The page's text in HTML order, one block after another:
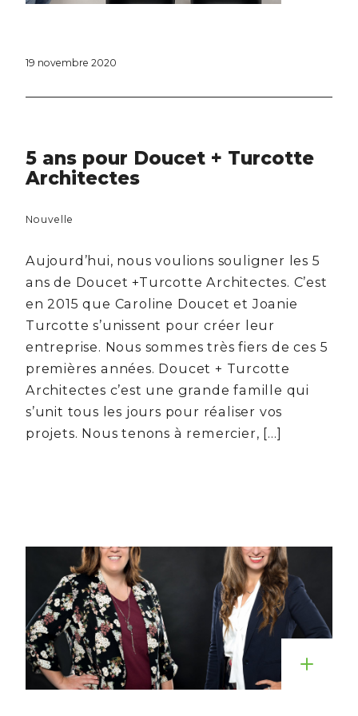
19 novembre 2020
5 ans pour Doucet + Turcotte
Architectes
Nouvelle
Aujourd’hui, nous voulions souligner les 5
ans de Doucet +Turcotte Architectes. C’est
en 2015 que Caroline Doucet et Joanie
Turcotte s’unissent pour créer leur
entreprise. Nous sommes très fiers de ces 5
premières années. Doucet + Turcotte
Architectes c’est une grande famille qui
s’unit tous les jours pour réaliser vos
projets. Nous tenons à remercier, […]